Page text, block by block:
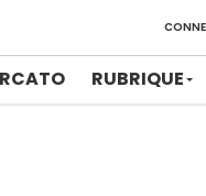
RUBRIQUE